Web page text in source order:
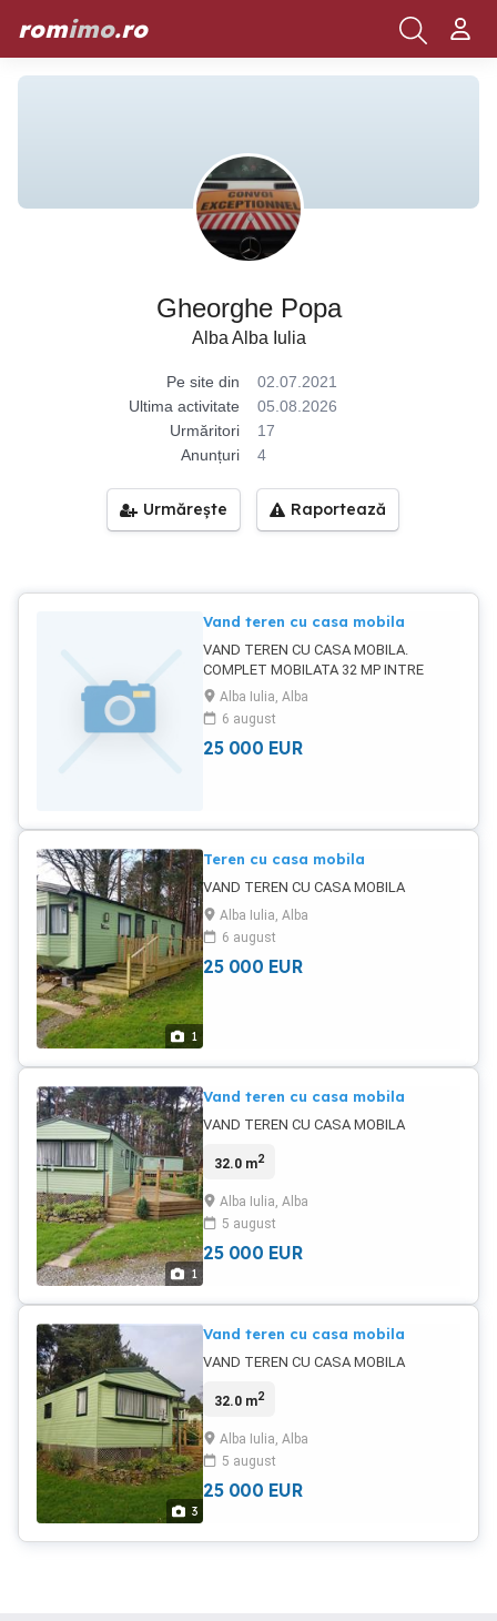
romimo.ro
Gheorghe Popa
Alba Alba Iulia
Pe site din
02.07.2021
Ultima activitate
05.08.2026
Urmăritori
17
Anunțuri
4
Urmărește Raportează
Vand teren cu casa mobila
VAND TEREN CU CASA MOBILA.
COMPLET MOBILATA 32 MP INTRE
SARD SI AMPOITA 150 MP TEREN PRET
27000 EUR
Alba Iulia, Alba
6 august
25 000 EUR
1
Teren cu casa mobila
VAND TEREN CU CASA MOBILA
Alba Iulia, Alba
6 august
25 000 EUR
1
Vand teren cu casa mobila
VAND TEREN CU CASA MOBILA
32.0 m2
Alba Iulia, Alba
5 august
25 000 EUR
3
Vand teren cu casa mobila
VAND TEREN CU CASA MOBILA
32.0 m2
Alba Iulia, Alba
5 august
25 000 EUR